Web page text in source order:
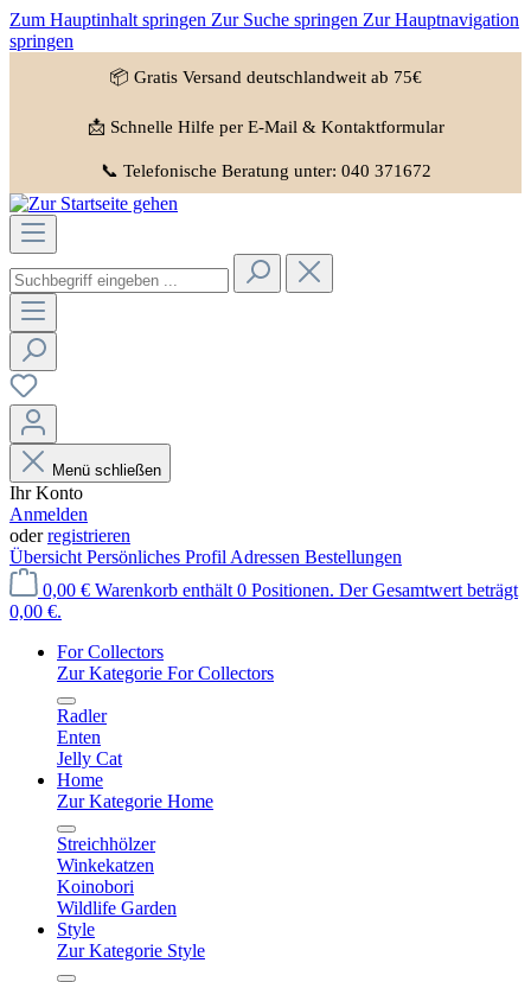
Zum Hauptinhalt springen Zur Suche springen Zur Hauptnavigation
springen
📦 Gratis Versand deutschlandweit ab 75€
📩 Schnelle Hilfe per E-Mail & Kontaktformular
📞 Telefonische Beratung unter: 040 371672
Menü schließen
Ihr Konto
Anmelden
oderregistrieren
Übersicht Persönliches Profil Adressen Bestellungen
0,00 € Warenkorb enthält 0 Positionen. Der Gesamtwert beträgt
0,00 €.
For Collectors
Zur Kategorie For Collectors
Radler
Enten
Jelly Cat
Home
Zur Kategorie Home
Streichhölzer
Winkekatzen
Koinobori
Wildlife Garden
Style
Zur Kategorie Style